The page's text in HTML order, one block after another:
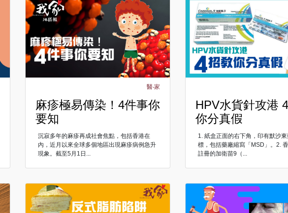
醫‧家
麻疹極易傳染！4件事你
要知
沉寂多年的麻疹再成社會焦點，包括香港在
內，近月以來全球多個地區出現麻疹病例急升
現象。截至5月1日...
HPV水貨針攻港
你分真假
1. 紙盒正面的右下角，印有默沙
標，包括藥廠縮寫「MSD」。2.
註冊的加衛苗9（...